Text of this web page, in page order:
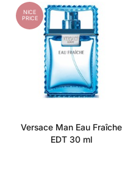
NICE
PRICE
Versace Man Eau Fraîche
EDT 30 ml